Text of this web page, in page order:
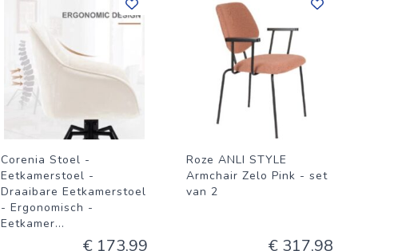
Corenia Stoel -
Eetkamerstoel -
Draaibare Eetkamerstoel
- Ergonomisch -
Eetkamer...
€ 173,99
Roze ANLI STYLE
Armchair Zelo Pink - set
van 2
€ 317,98